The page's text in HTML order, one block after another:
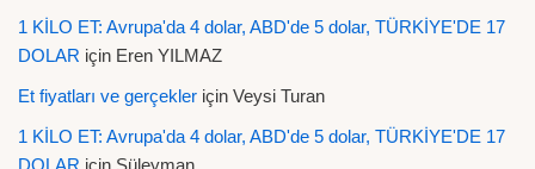
1 KİLO ET: Avrupa'da 4 dolar, ABD'de 5 dolar, TÜRKİYE'DE 17
DOLAR için Eren YILMAZ
Et fiyatları ve gerçekler için Veysi Turan
1 KİLO ET: Avrupa'da 4 dolar, ABD'de 5 dolar, TÜRKİYE'DE 17
DOLAR için Süleyman